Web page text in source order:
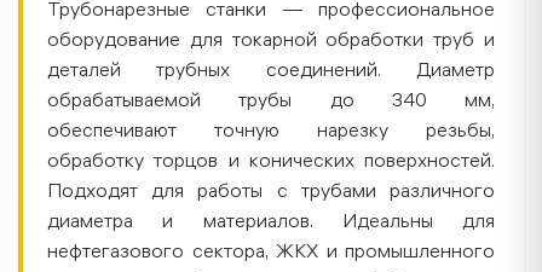
Трубонарезные станки — профессиональное
оборудование для токарной обработки труб и
деталей трубных соединений. Диаметр
обрабатываемой трубы до 340 мм,
обеспечивают точную нарезку резьбы,
обработку торцов и конических поверхностей.
Подходят для работы с трубами различного
диаметра и материалов. Идеальны для
нефтегазового сектора, ЖКХ и промышленного